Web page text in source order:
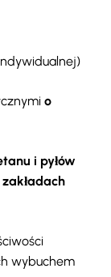
o
i pyłów
wybuchem